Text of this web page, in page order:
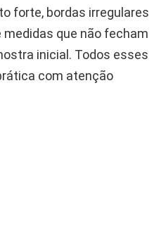
forte, bordas irregulares
que não fecham
inicial. Todos esses
com atenção